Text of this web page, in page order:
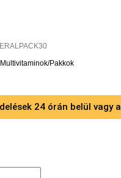
Multivitaminok/Pakkok
24 órán belül vagy